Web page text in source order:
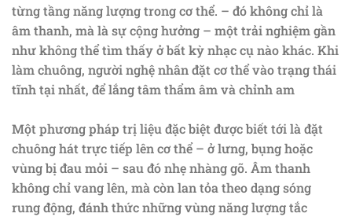
từng tầng năng lượng trong cơ thể. – đó không chỉ là
âm thanh, mà là sự cộng hưởng – một trải nghiệm gần
như không thể tìm thấy ở bất kỳ nhạc cụ nào khác. Khi
làm chuông, người nghệ nhân đặt cơ thể vào trạng thái
tĩnh tại nhất, để lắng tâm thẩm âm và chỉnh am
Một phương pháp trị liệu đặc biệt được biết tới là đặt
chuông hát trực tiếp lên cơ thể – ở lưng, bụng hoặc
vùng bị đau mỏi – sau đó nhẹ nhàng gõ. Âm thanh
không chỉ vang lên, mà còn lan tỏa theo dạng sóng
rung động, đánh thức những vùng năng lượng tắc